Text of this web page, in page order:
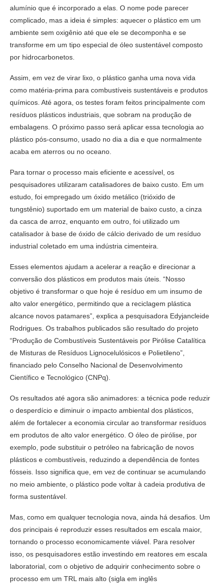
alumínio que é incorporado a elas. O nome pode parecer
complicado, mas a ideia é simples: aquecer o plástico em um
ambiente sem oxigênio até que ele se decomponha e se
transforme em um tipo especial de óleo sustentável composto
por hidrocarbonetos.
Assim, em vez de virar lixo, o plástico ganha uma nova vida
como matéria-prima para combustíveis sustentáveis e produtos
químicos. Até agora, os testes foram feitos principalmente com
resíduos plásticos industriais, que sobram na produção de
embalagens. O próximo passo será aplicar essa tecnologia ao
plástico pós-consumo, usado no dia a dia e que normalmente
acaba em aterros ou no oceano.
Para tornar o processo mais eficiente e acessível, os
pesquisadores utilizaram catalisadores de baixo custo. Em um
estudo, foi empregado um óxido metálico (trióxido de
tungstênio) suportado em um material de baixo custo, a cinza
da casca de arroz, enquanto em outro, foi utilizado um
catalisador à base de óxido de cálcio derivado de um resíduo
industrial coletado em uma indústria cimenteira.
Esses elementos ajudam a acelerar a reação e direcionar a
conversão dos plásticos em produtos mais úteis. “Nosso
objetivo é transformar o que hoje é resíduo em um insumo de
alto valor energético, permitindo que a reciclagem plástica
alcance novos patamares”, explica a pesquisadora Edyjancleide
Rodrigues. Os trabalhos publicados são resultado do projeto
“Produção de Combustíveis Sustentáveis por Pirólise Catalítica
de Misturas de Resíduos Lignocelulósicos e Polietileno”,
financiado pelo Conselho Nacional de Desenvolvimento
Científico e Tecnológico (CNPq).
Os resultados até agora são animadores: a técnica pode reduzir
o desperdício e diminuir o impacto ambiental dos plásticos,
além de fortalecer a economia circular ao transformar resíduos
em produtos de alto valor energético. O óleo de pirólise, por
exemplo, pode substituir o petróleo na fabricação de novos
plásticos e combustíveis, reduzindo a dependência de fontes
fósseis. Isso significa que, em vez de continuar se acumulando
no meio ambiente, o plástico pode voltar à cadeia produtiva de
forma sustentável.
Mas, como em qualquer tecnologia nova, ainda há desafios. Um
dos principais é reproduzir esses resultados em escala maior,
tornando o processo economicamente viável. Para resolver
isso, os pesquisadores estão investindo em reatores em escala
laboratorial, com o objetivo de adquirir conhecimento sobre o
processo em um TRL mais alto (sigla em inglês